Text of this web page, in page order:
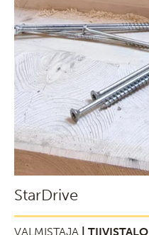
StarDrive
VALMISTAJA | TIIVISTALO